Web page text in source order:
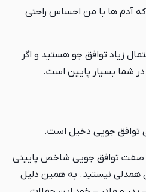
آدم ها با من احساس راحتی
زیاد توافق جو هستید و اگر
در شما بسیار پایین است.
توافق جویی دخیل است.
صفت توافق جویی شاخص پایینی
همدلی نیستید. به همین دلیل